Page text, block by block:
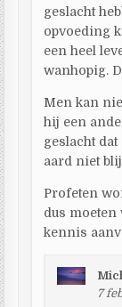
geslacht
opvoeding
een heel
wanhopig.
Men kan
hij een
geslacht
aard niet
Profeten
dus
kennis
7